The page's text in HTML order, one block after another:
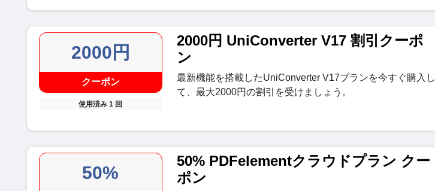
2000円
クーポン
使用済み 1 回
2000円 UniConverter V17 割引クーポ
ン
最新機能を搭載したUniConverter V17プランを今すぐ購入し
て、最大2000円の割引を受けましょう。
50%
50% PDFelementクラウドプラン クー
ポン